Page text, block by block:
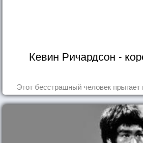
Кевин Ричардсон -
Этот бесстрашный человек прыгает